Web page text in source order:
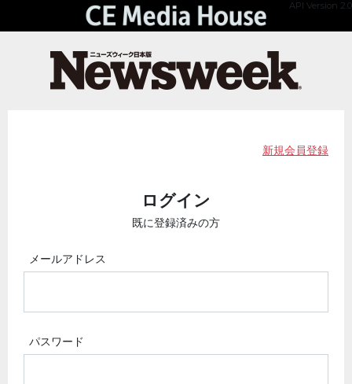
API Version 2.0
新規会員登録
ログイン
既に登録済みの方
メールアドレス
パスワード